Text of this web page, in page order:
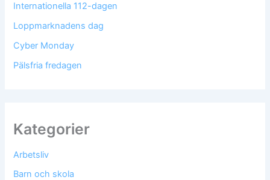
Internationella 112-dagen
Loppmarknadens dag
Cyber Monday
Pälsfria fredagen
Kategorier
Arbetsliv
Barn och skola